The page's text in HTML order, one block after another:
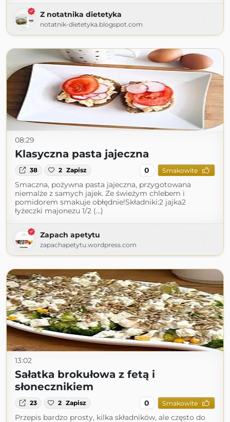
Z notatnika dietetyka
notatnik-dietetyka.blogspot.com
08:29
Klasyczna pasta jajeczna
38 2 Zapisz 0 Smakowite
Smaczna, pożywna pasta jajeczna, przygotowana
niemalże z samych jajek. Ze świeżym chlebem i
pomidorem smakuje obłędnie!Składniki:2 jajka2
łyżeczki majonezu 1/2 (...)
Zapach apetytu
zapachapetytu.wordpress.com
13:02
Sałatka brokułowa z fetą i
słonecznikiem
23 2 Zapisz 0 Smakowite
Przepis bardzo prosty, kilka składników, ale często do